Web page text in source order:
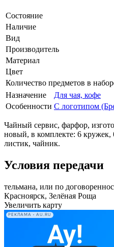
Состояние
Наличие
Вид
Производитель
Материал
Цвет
Количество предметов в
Назначение
Для чая, кофе
Особенности С логотипом
Чайный сервис, фарфор,
новый, в комплекте: 6 кружек,
листик, чайник.
Условия передачи
тельмана, или по
Красноярск, Зелёная Роща
Увеличить карту
РЕКЛАМА • AU.RU